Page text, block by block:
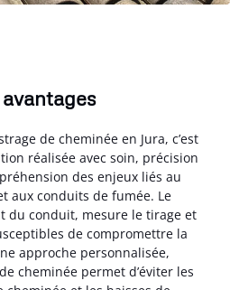
de cheminée en Jura, c’est
réalisée avec soin, précision
des enjeux liés au
aux conduits de fumée. Le
du conduit, mesure le tirage et
de compromettre la
approche personnalisée,
cheminée permet d’éviter les